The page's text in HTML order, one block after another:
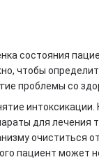
состояния
чтобы
проблемы со
интоксикации.
для лечения
очиститься
пациент может